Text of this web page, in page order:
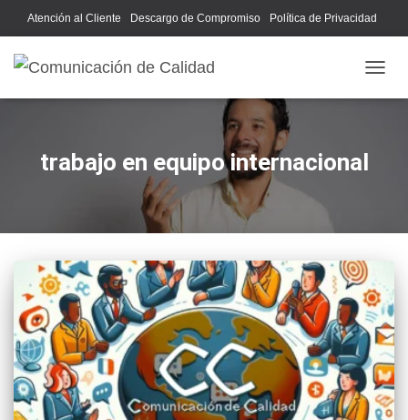
Atención al Cliente Descargo de Compromiso Política de Privacidad
trabajo en equipo internacional